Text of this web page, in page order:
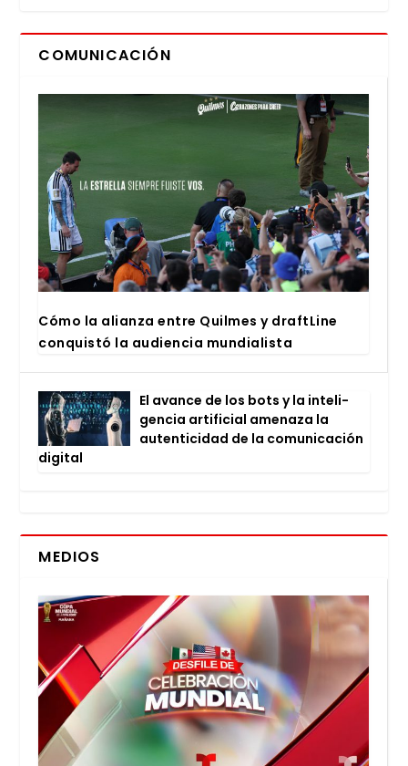
COMUNICACIÓN
Cómo la alian­za entre Quil­mes y draftLi­ne
con­quis­tó la audien­cia mun­dia­lis­ta
El avan­ce de los bots y la inte­li­
gen­cia arti­fi­cial ame­na­za la
auten­ti­ci­dad de la comu­ni­ca­ción
digi­tal
MEDIOS